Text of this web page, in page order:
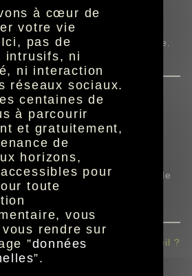
souches a considérablement
de trois personnes dont la
endommagée par une maladie.
pour bien nettoyer ses
accumulent rapidement des
une vision claire. Pour éviter de
pour les nettoyer, une
choisir ses lunettes de soleil ?
à cœur de
votre vie
pas de
intrusifs, ni
ni interaction
réseaux sociaux.
centaines de
à parcourir
et gratuitement,
de
horizons,
pour
toute
vous
rendre sur
”données
”.